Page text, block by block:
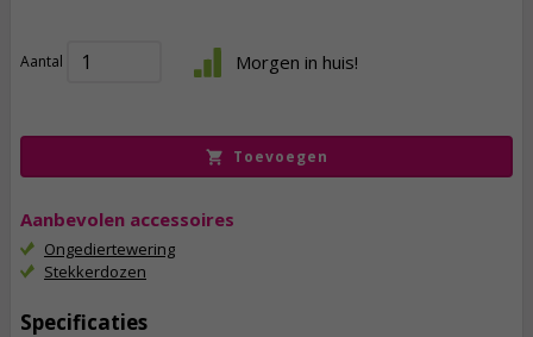
Aantal Morgen in huis!
Toevoegen
Aanbevolen accessoires
Ongediertewering
Stekkerdozen
Specificaties